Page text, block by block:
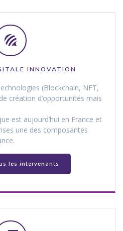
INNOVATION
(Blockchain, NFT,
création d’opportunités mais
est aujourd’hui en France et
une des composantes
les intervenants